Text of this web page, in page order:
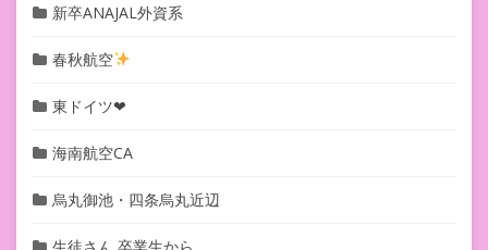
新卒ANAJAL外資系
春秋航空
東ドイツ❤︎
海南航空CA
烏丸御池・四条烏丸近辺